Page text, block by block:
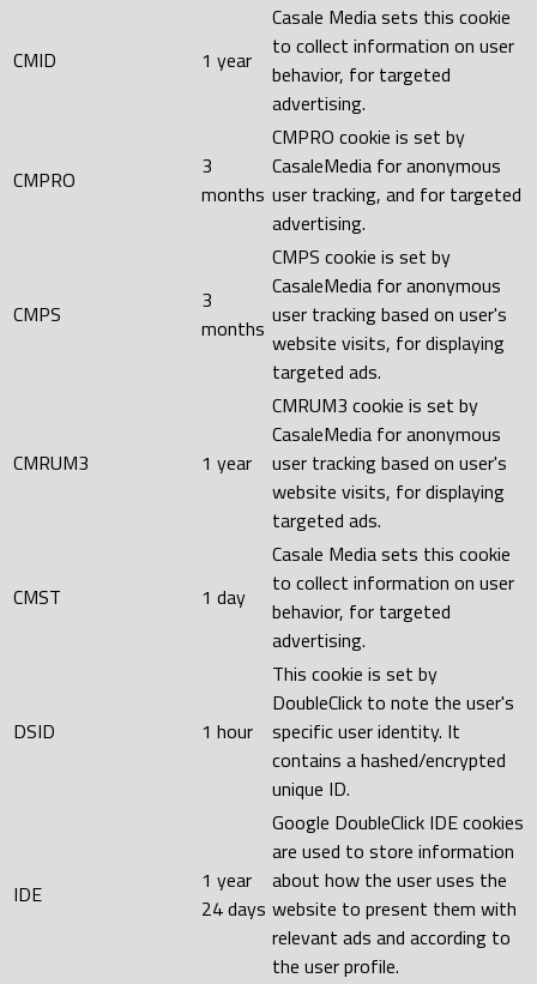
CMID 1 year
Casale Media sets this cookie
to collect information on user
behavior, for targeted
advertising.
CMPRO
3
months
CMPRO cookie is set by
CasaleMedia for anonymous
user tracking, and for targeted
advertising.
CMPS
3
months
CMPS cookie is set by
CasaleMedia for anonymous
user tracking based on user's
website visits, for displaying
targeted ads.
CMRUM3 1 year
CMRUM3 cookie is set by
CasaleMedia for anonymous
user tracking based on user's
website visits, for displaying
targeted ads.
CMST 1 day
Casale Media sets this cookie
to collect information on user
behavior, for targeted
advertising.
DSID 1 hour
This cookie is set by
DoubleClick to note the user's
specific user identity. It
contains a hashed/encrypted
unique ID.
IDE
1 year
24 days
Google DoubleClick IDE cookies
are used to store information
about how the user uses the
website to present them with
relevant ads and according to
the user profile.